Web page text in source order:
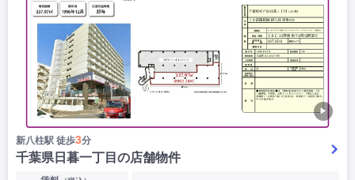
▶
新八柱駅 徒歩3分
千葉県日暮一丁目の店舗物件